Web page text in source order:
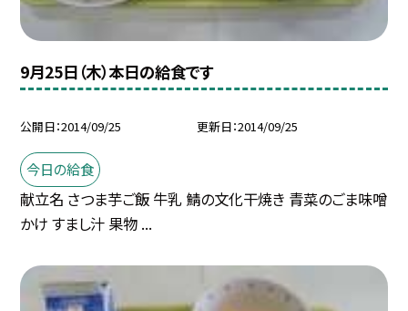
9月25日（木）本日の給食です
公開日 2014/09/25 更新日 2014/09/25
今日の給食
献立名 さつま芋ご飯 牛乳 鯖の文化干焼き 青菜のごま味噌
かけ すまし汁 果物 ...